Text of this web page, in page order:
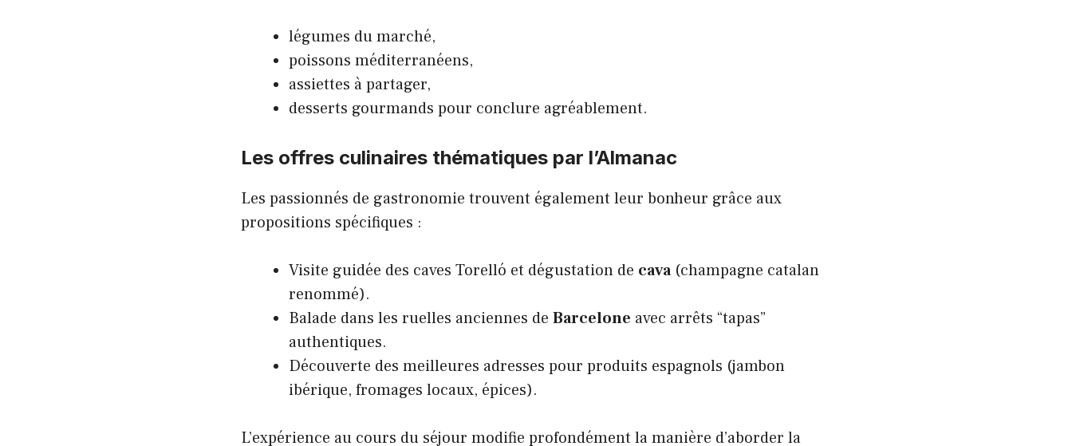
légumes du marché,
poissons méditerranéens,
assiettes à partager,
desserts gourmands pour conclure agréablement.
Les offres culinaires thématiques par l’Almanac
Les passionnés de gastronomie trouvent également leur bonheur grâce aux
propositions spécifiques :
Visite guidée des caves Torelló et dégustation de cava(champagne catalan
renommé).
Balade dans les ruelles anciennes de Barcelone avec arrêts “tapas”
authentiques.
Découverte des meilleures adresses pour produits espagnols (jambon
ibérique, fromages locaux, épices).
L’expérience au cours du séjour modifie profondément la manière d’aborder la